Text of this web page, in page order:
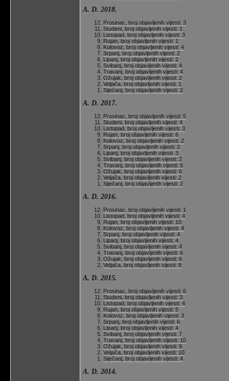
A. D. 2018.
Prosinac, broj objavljenih vijesti: 3
Studeni, broj objavljenih vijesti: 1
Listopad, broj objavljenih vijesti: 3
Rujan, broj objavljenih vijesti: 1
Kolovoz, broj objavljenih vijesti: 4
Srpanj, broj objavljenih vijesti: 2
Lipanj, broj objavljenih vijesti: 2
Svibanj, broj objavljenih vijesti: 4
Travanj, broj objavljenih vijesti: 4
Ožujak, broj objavljenih vijesti: 2
Veljača, broj objavljenih vijesti: 1
Siječanj, broj objavljenih vijesti: 2
A. D. 2017.
Prosinac, broj objavljenih vijesti: 5
Studeni, broj objavljenih vijesti: 4
Listopad, broj objavljenih vijesti: 3
Rujan, broj objavljenih vijesti: 6
Kolovoz, broj objavljenih vijesti: 2
Srpanj, broj objavljenih vijesti: 2
Lipanj, broj objavljenih vijesti: 3
Svibanj, broj objavljenih vijesti: 2
Travanj, broj objavljenih vijesti: 5
Ožujak, broj objavljenih vijesti: 6
Veljača, broj objavljenih vijesti: 2
Siječanj, broj objavljenih vijesti: 2
A. D. 2016.
Prosinac, broj objavljenih vijesti: 1
Listopad, broj objavljenih vijesti: 4
Rujan, broj objavljenih vijesti: 10
Kolovoz, broj objavljenih vijesti: 4
Srpanj, broj objavljenih vijesti: 4
Lipanj, broj objavljenih vijesti: 4
Svibanj, broj objavljenih vijesti: 4
Travanj, broj objavljenih vijesti: 6
Ožujak, broj objavljenih vijesti: 6
Veljača, broj objavljenih vijesti: 8
A. D. 2015.
Prosinac, broj objavljenih vijesti: 6
Studeni, broj objavljenih vijesti: 3
Listopad, broj objavljenih vijesti: 4
Rujan, broj objavljenih vijesti: 5
Kolovoz, broj objavljenih vijesti: 3
Srpanj, broj objavljenih vijesti: 6
Lipanj, broj objavljenih vijesti: 4
Svibanj, broj objavljenih vijesti: 7
Travanj, broj objavljenih vijesti: 10
Ožujak, broj objavljenih vijesti: 9
Veljača, broj objavljenih vijesti: 10
Siječanj, broj objavljenih vijesti: 4
A. D. 2014.